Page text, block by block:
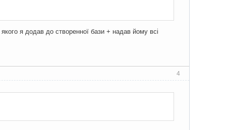
я додав до створенної бази + надав йому всі
4